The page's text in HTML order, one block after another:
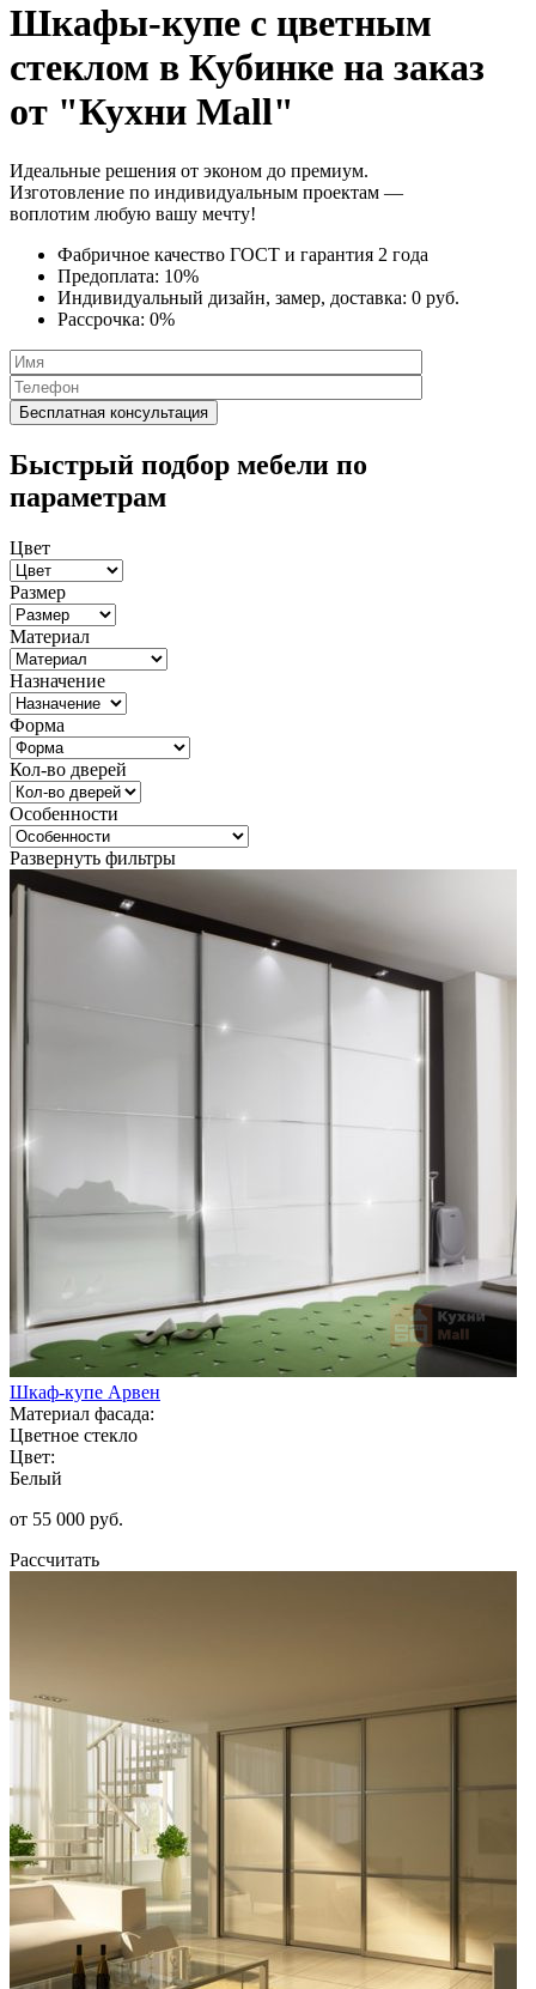
Шкафы-купе с цветным
стеклом в Кубинке на заказ
от "Кухни Mall"
Идеальные решения от эконом до премиум.
Изготовление по индивидуальным проектам —
воплотим любую вашу мечту!
Фабричное качество ГОСТ и гарантия 2 года
Предоплата: 10%
Индивидуальный дизайн, замер, доставка: 0 руб.
Рассрочка: 0%
Быстрый подбор мебели по
параметрам
Цвет
Размер
Материал
Назначение
Форма
Кол-во дверей
Особенности
Развернуть фильтры
Шкаф-купе Арвен
Материал фасада:
Цветное стекло
Цвет:
Белый
от 55 000 руб.
Рассчитать